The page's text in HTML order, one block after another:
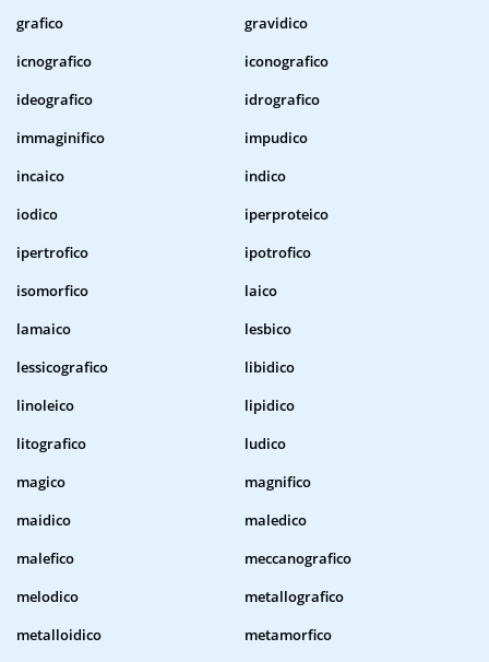
grafico
gravidico
icnografico
iconografico
ideografico
idrografico
immaginifico
impudico
incaico
indico
iodico
iperproteico
ipertrofico
ipotrofico
isomorfico
laico
lamaico
lesbico
lessicografico
libidico
linoleico
lipidico
litografico
ludico
magico
magnifico
maidico
maledico
malefico
meccanografico
melodico
metallografico
metalloidico
metamorfico